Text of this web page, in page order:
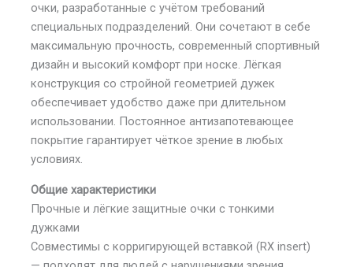
очки, разработанные с учётом требований
специальных подразделений. Они сочетают в себе
максимальную прочность, современный спортивный
дизайн и высокий комфорт при носке. Лёгкая
конструкция со стройной геометрией дужек
обеспечивает удобство даже при длительном
использовании. Постоянное антизапотевающее
покрытие гарантирует чёткое зрение в любых
условиях.
Общие характеристики
Прочные и лёгкие защитные очки с тонкими
дужками
Совместимы с корригирующей вставкой (RX insert)